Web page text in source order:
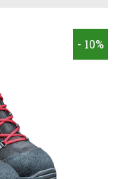
- 10%